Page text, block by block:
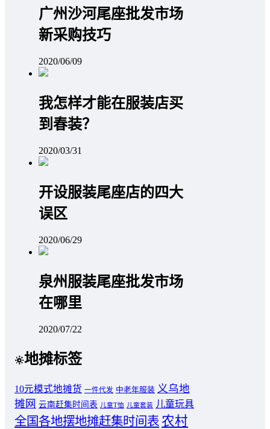
广州沙河尾座批发市场
新采购技巧
2020/06/09
我怎样才能在服装店买
到春装？
2020/03/31
开设服装尾座店的四大
误区
2020/06/29
泉州服装尾座批发市场
在哪里
2020/07/22
地摊标签
10元模式地摊货 一件代发 中老年服装 义乌地
摊网 云南赶集时间表 儿童T恤 儿童套装 儿童玩具
全国各地摆地摊赶集时间表 农村